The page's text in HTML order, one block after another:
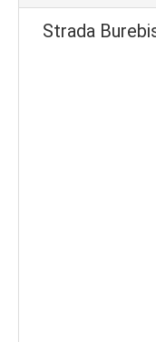
Strada